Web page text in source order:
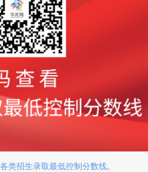
类招生录取最低控制分数线。